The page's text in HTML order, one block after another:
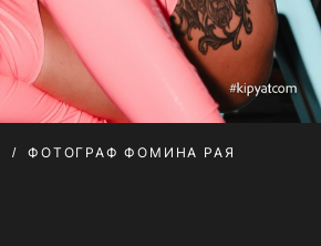
ФОТОГРАФ ФОМИНА РАЯ